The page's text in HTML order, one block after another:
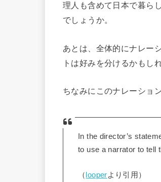
理人も含めて日本で暮ら
でしょうか。
あとは、全体的にナレー
トは好みを分けるかもし
ちなみにこのナレーショ
In the director’s
to use a narrator to tell
（ looperより引用）